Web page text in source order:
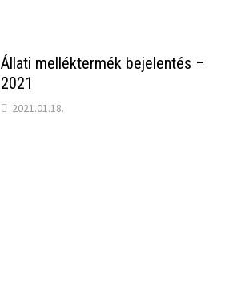
Állati melléktermék bejelentés –
2021
2021.01.18.